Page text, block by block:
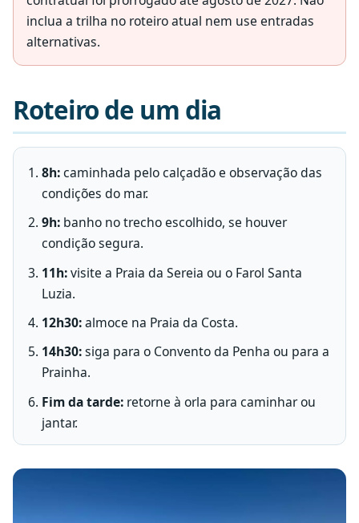
inclua a trilha no roteiro atual nem use entradas
alternativas.
Roteiro de um dia
8h:caminhada pelo calçadão e observação das
condições do mar.
9h: banho no trecho escolhido, se houver
condição segura.
11h:visite a Praia da Sereia ou o Farol Santa
Luzia.
12h30:almoce na Praia da Costa.
14h30:siga para o Convento da Penha ou para a
Prainha.
Fim da tarde: retorne à orla para caminhar ou
jantar.